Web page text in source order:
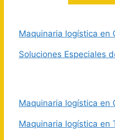
Maquinaria logística en
Soluciones Especiales
Maquinaria logística en
Maquinaria logística en